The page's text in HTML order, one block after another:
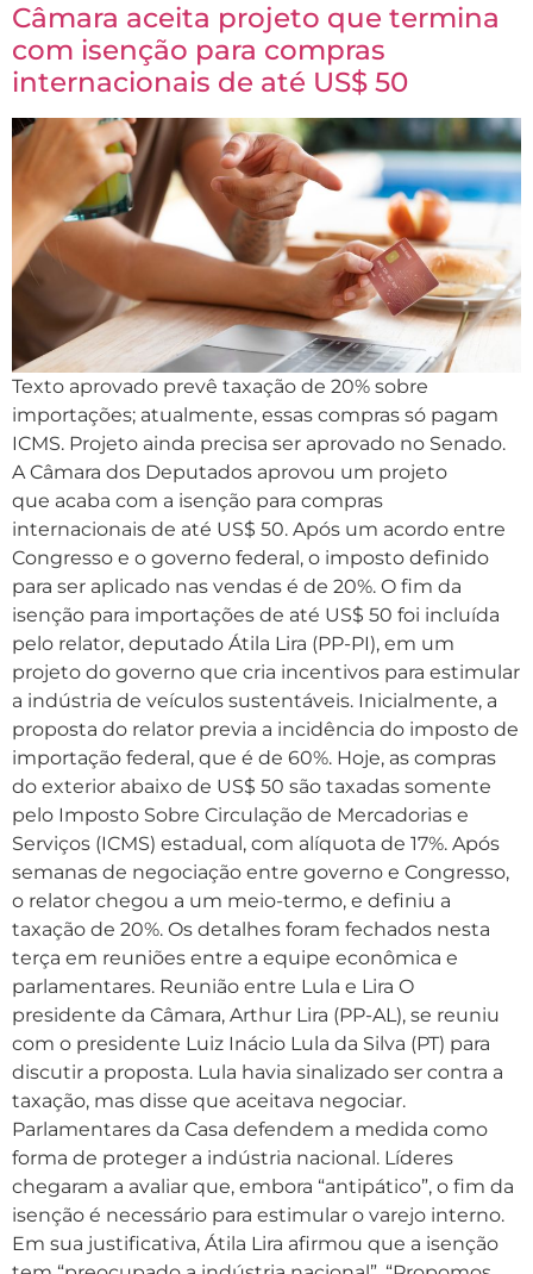
Câmara aceita projeto que termina
com isenção para compras
internacionais de até US$ 50
Texto aprovado prevê taxação de 20% sobre
importações; atualmente, essas compras só pagam
ICMS. Projeto ainda precisa ser aprovado no Senado.
A Câmara dos Deputados aprovou um projeto
que acaba com a isenção para compras
internacionais de até US$ 50. Após um acordo entre
Congresso e o governo federal, o imposto definido
para ser aplicado nas vendas é de 20%. O fim da
isenção para importações de até US$ 50 foi incluída
pelo relator, deputado Átila Lira (PP-PI), em um
projeto do governo que cria incentivos para estimular
a indústria de veículos sustentáveis. Inicialmente, a
proposta do relator previa a incidência do imposto de
importação federal, que é de 60%. Hoje, as compras
do exterior abaixo de US$ 50 são taxadas somente
pelo Imposto Sobre Circulação de Mercadorias e
Serviços (ICMS) estadual, com alíquota de 17%. Após
semanas de negociação entre governo e Congresso,
o relator chegou a um meio-termo, e definiu a
taxação de 20%. Os detalhes foram fechados nesta
terça em reuniões entre a equipe econômica e
parlamentares. Reunião entre Lula e Lira O
presidente da Câmara, Arthur Lira (PP-AL), se reuniu
com o presidente Luiz Inácio Lula da Silva (PT) para
discutir a proposta. Lula havia sinalizado ser contra a
taxação, mas disse que aceitava negociar.
Parlamentares da Casa defendem a medida como
forma de proteger a indústria nacional. Líderes
chegaram a avaliar que, embora “antipático”, o fim da
isenção é necessário para estimular o varejo interno.
Em sua justificativa, Átila Lira afirmou que a isenção